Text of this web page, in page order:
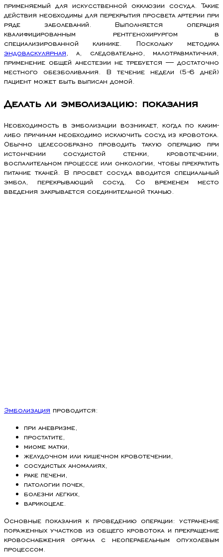
применяемый для искусственной окклюзии сосуда. Такие
действия необходимы для перекрытия просвета артерии при
ряде заболеваний. Выполняется операция
квалифицированным рентгенохирургом в
специализированной клинике. Поскольку методика
эндоваскулярная , а, следовательно, малотравматичная,
применение общей анестезии не требуется — достаточно
местного обезболивания. В течение недели (5-6 дней)
пациент может быть выписан домой.
Делать ли эмболизацию: показания
Необходимость в эмболизации возникает, когда по каким-
либо причинам необходимо исключить сосуд из кровотока.
Обычно целесообразно проводить такую операцию при
истончении сосудистой стенки, кровотечении,
воспалительном процессе или онкологии, чтобы прекратить
питание тканей. В просвет сосуда вводится специальный
эмбол, перекрывающий сосуд. Со временем место
введения закрывается соединительной тканью.
Эмболизация проводится:
при аневризме,
простатите,
миоме матки,
желудочном или кишечном кровотечении,
сосудистых аномалиях,
раке печени,
патологии почек,
болезни легких,
варикоцеле.
Основные показания к проведению операции: устранение
пораженных участков из общего кровотока и прекращение
кровоснабжения органа с неоперабельным опухолевым
процессом.